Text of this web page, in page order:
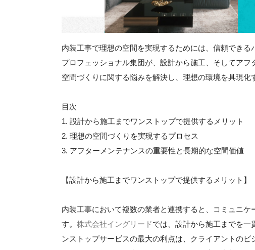
内装工事で理想の空間を実現するためには、信頼でき
プロフェッショナル集団が、設計から施工、そしてア
空間づくりに関する悩みを解決し、理想の環境を具現化
目次
1. 設計から施工までワンストップで提供するメリット
2. 理想の空間づくりを実現するプロセス
3. アフターメンテナンスの重要性と長期的な空間価値
【設計から施工までワンストップで提供するメリット】
内装工事において複数の業者と連携すると、コミュニ
す。 株式会社イングリードでは、設計から施工までを一
ンストップサービスの最大の利点は、クライアントの